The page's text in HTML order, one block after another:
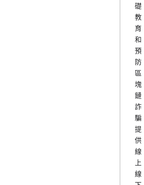
礎
教
育
和
預
防
區
塊
鏈
詐
騙
提
供
線
線